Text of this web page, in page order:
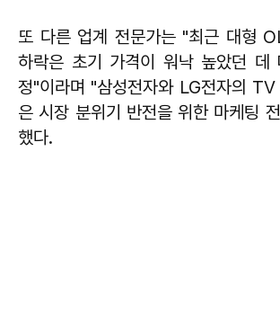
또 다른 업계 전문가는 "최근 대형
하락은 초기 가격이 워낙 높았던 데
정"이라며 "삼성전자와 LG전자의
은 시장 분위기 반전을 위한 마케팅
했다.